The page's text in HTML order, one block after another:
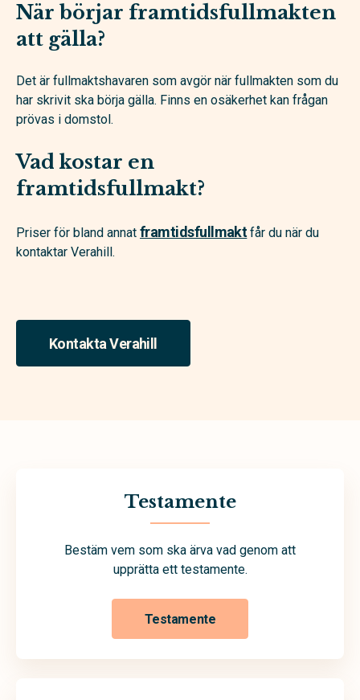
När börjar framtidsfullmakten
att gälla?
Det är fullmaktshavaren som avgör när fullmakten som du
har skrivit ska börja gälla. Finns en osäkerhet kan frågan
prövas i domstol.
Vad kostar en
framtidsfullmakt?
Priser för bland annat framtidsfullmaktfår du när du
kontaktar Verahill.
Kontakta Verahill
Testamente
Bestäm vem som ska ärva vad genom att
upprätta ett testamente.
Testamente